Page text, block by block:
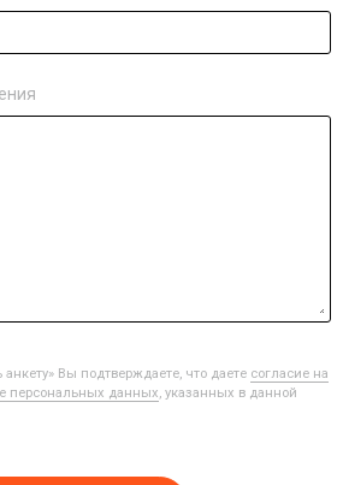
Вы подтверждаете, что даете согласие на
персональных данных, указанных в данной